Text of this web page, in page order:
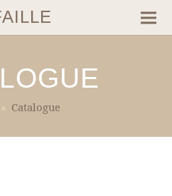
» Catalogue